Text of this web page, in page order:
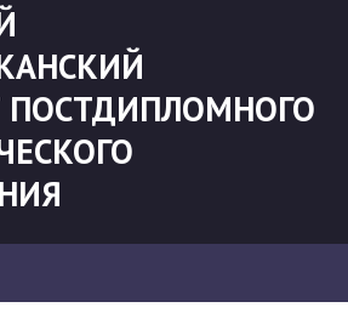
ПОСТДИПЛОМНОГО